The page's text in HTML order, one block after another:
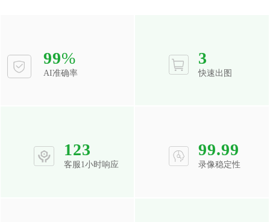
99%
AI准确率
3
快速出图
123
客服1小时响应
99.99
录像稳定性